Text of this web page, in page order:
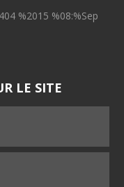
%2015 %08:%Sep
LE SITE